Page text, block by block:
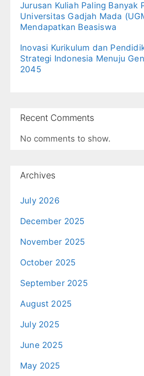
Jurusan Kuliah Paling Banyak
Universitas Gadjah Mada
Mendapatkan Beasiswa
Inovasi Kurikulum dan
Strategi Indonesia Menuju
2045
Recent Comments
No comments to show.
Archives
July 2026
December 2025
November 2025
October 2025
September 2025
August 2025
July 2025
June 2025
May 2025